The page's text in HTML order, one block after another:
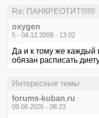
Re: ПАНКРЕОТИТ!!!!!!!
oxygen
5 - 04.12.2009 - 13:02
Да и к тому же каждый
обязан расписать
Интересные темы
forums-kuban.ru
09.08.2026 - 08:23